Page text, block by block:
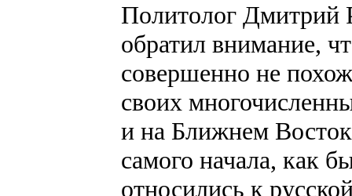
Политолог Дмитрий
обратил внимание,
совершенно не
своих
и на Ближнем
самого начала, как
относились к